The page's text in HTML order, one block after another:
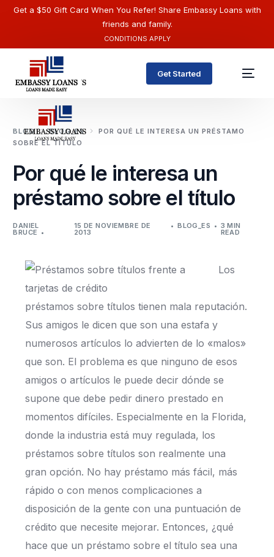
Get a $50 Gift Card When You Refer! Share Embassy Loans with
friends and family.
CONDITIONS APPLY
Get Started
BLOG BLOG_ES
POR QUÉ LE INTERESA UN PRÉSTAMO
SOBRE EL TÍTULO
Por qué le interesa un
préstamo sobre el título
DANIEL
BRUCE
15 DE NOVIEMBRE DE
2013
BLOG_ES 3 MIN
READ
Los
préstamos sobre títulos tienen mala reputación.
Sus amigos le dicen que son una estafa y
numerosos artículos lo advierten de lo «malos»
que son. El problema es que ninguno de esos
amigos o artículos le puede decir dónde se
supone que debe pedir dinero prestado en
momentos difíciles. Especialmente en la Florida,
donde la industria está muy regulada, los
préstamos sobre títulos son realmente una
gran opción. No hay préstamo más fácil, más
rápido o con menos complicaciones a
disposición de la gente con una puntuación de
crédito que necesite mejorar. Entonces, ¿qué
hace que un préstamo sobre el título sea una